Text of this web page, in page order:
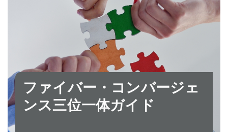
ファイバー・コンバージェ
ンス三位一体ガイド